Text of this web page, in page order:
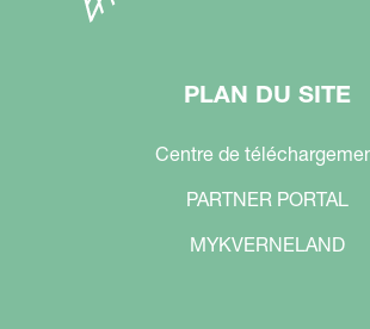
PLAN DU SITE
Centre de
PARTNER PORTAL
MYKVERNELAND